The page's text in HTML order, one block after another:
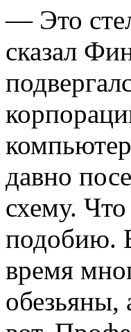
— Это
сказал
давно
схему.
подобию.
время
обезьяны,